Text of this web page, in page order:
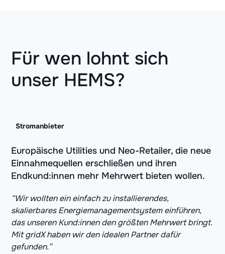
Für wen lohnt sich
unser HEMS?
Stromanbieter
Europäische Utilities und Neo-Retailer, die neue
Einnahmequellen erschließen und ihren
Endkund:innen mehr Mehrwert bieten wollen.
“Wir wollten ein einfach zu installierendes,
skalierbares Energiemanagementsystem einführen,
das unseren Kund:innen den größten Mehrwert bringt.
Mit gridX haben wir den idealen Partner dafür
gefunden.”